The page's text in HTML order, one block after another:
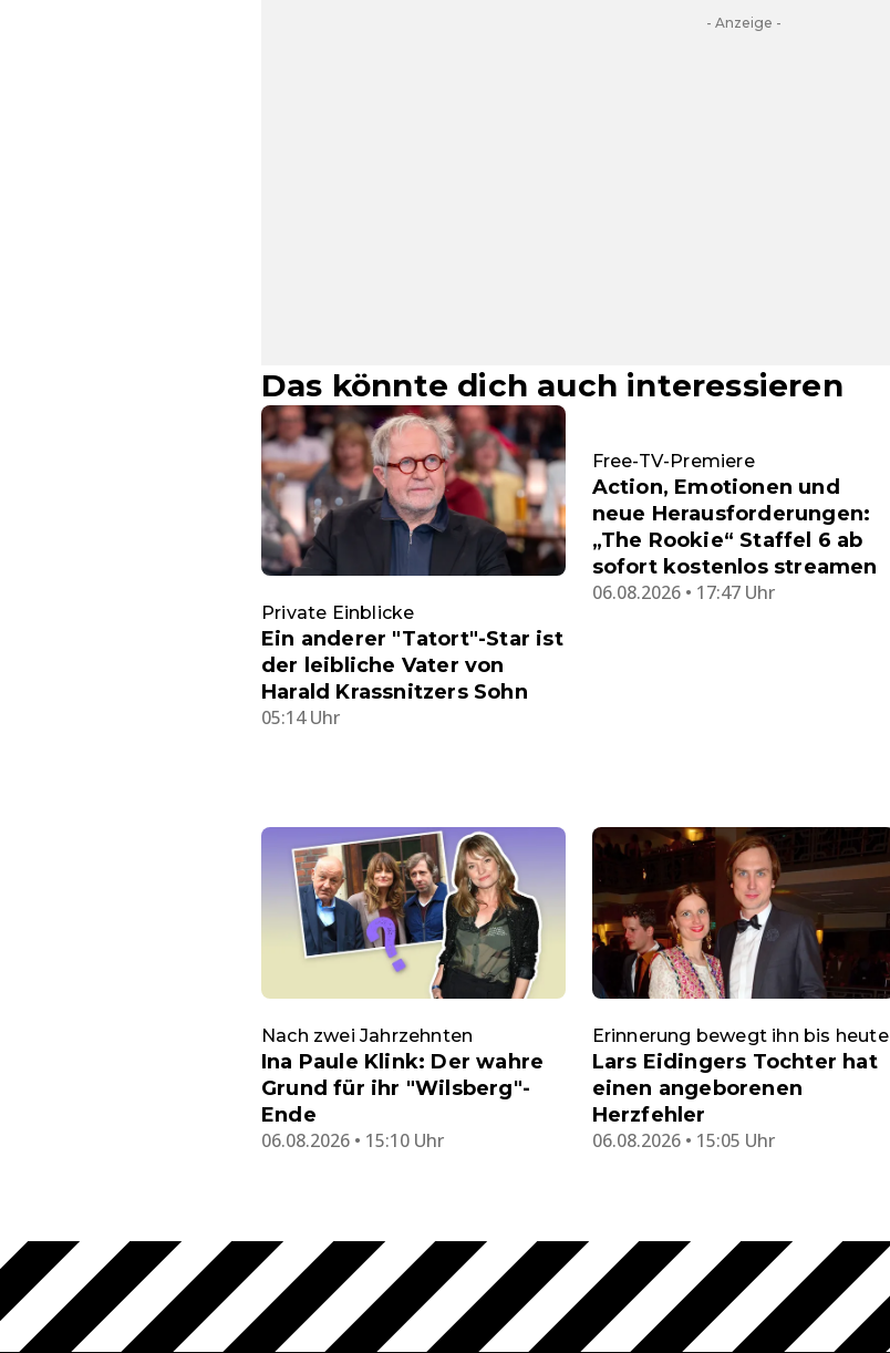
- Anzeige -
Das könnte dich auch interessieren
Private Einblicke
Ein anderer "Tatort"-Star ist
der leibliche Vater von
Harald Krassnitzers Sohn
05:14 Uhr
Free-TV-Premiere
Action, Emotionen und
neue Herausforderungen:
„The Rookie“ Staffel 6 ab
sofort kostenlos streamen
06.08.2026 • 17:47 Uhr
Nach zwei Jahrzehnten
Ina Paule Klink: Der wahre
Grund für ihr "Wilsberg"-
Ende
06.08.2026 • 15:10 Uhr
Erinnerung bewegt ihn bis heute
Lars Eidingers Tochter hat
einen angeborenen
Herzfehler
06.08.2026 • 15:05 Uhr